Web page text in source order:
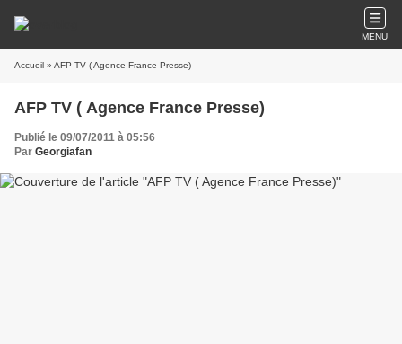
MENU
Accueil » AFP TV ( Agence France Presse)
AFP TV ( Agence France Presse)
Publié le 09/07/2011 à 05:56
Par Georgiafan